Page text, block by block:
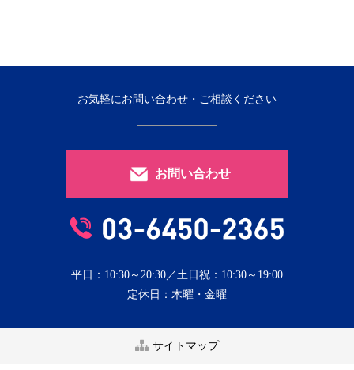
お気軽にお問い合わせ・ご相談ください
お問い合わせ
平日：10:30～20:30／土日祝：10:30～19:00
定休日：木曜・金曜
サイトマップ